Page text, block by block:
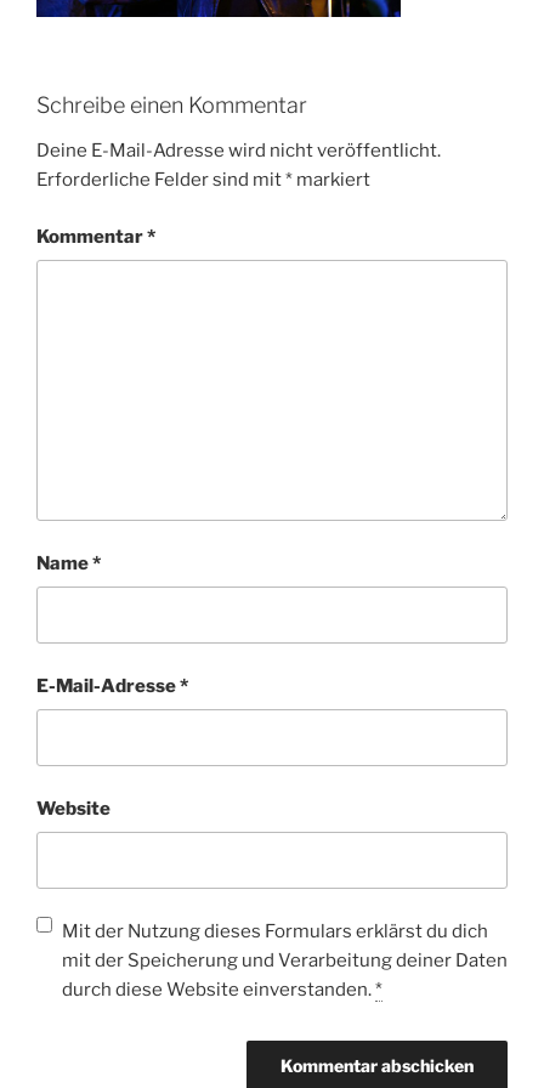
Schreibe einen Kommentar
Deine E-Mail-Adresse wird nicht veröffentlicht.
Erforderliche Felder sind mit* markiert
Kommentar*
Name*
E-Mail-Adresse*
Website
Mit der Nutzung dieses Formulars erklärst du dich
mit der Speicherung und Verarbeitung deiner Daten
durch diese Website einverstanden.*